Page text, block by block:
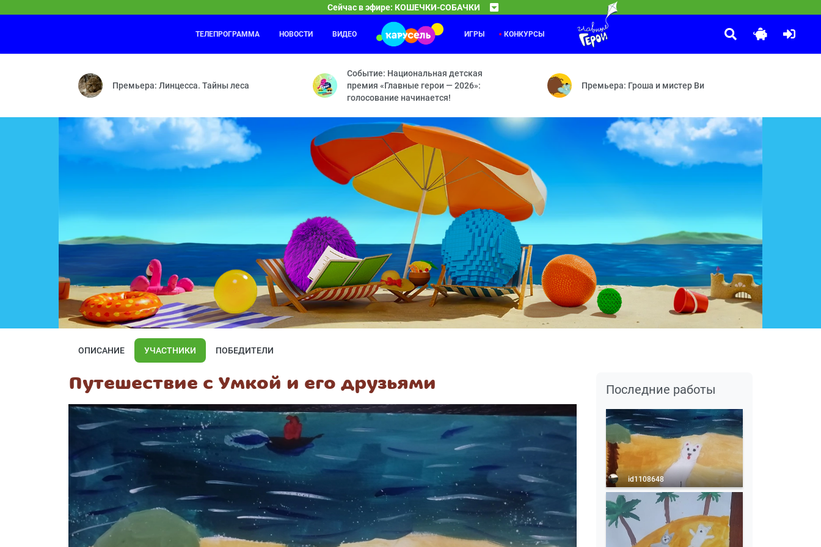
Сейчас в эфире: КОШЕЧКИ-СОБАЧКИ
КОШЕЧКИ-СОБАЧКИ
Коллекция — Детективы — Кто такие рыцари? — Двойной день рождения — Мой город — Ваза — Кому сюрприз? — Железная дорога — Следы преступления — Тайна
У меня лапки
«У меня лапки» — это программа о домашних животных, их породах, видах, характере и привычках.
КОШЕЧКИ-СОБАЧКИ
Эх, Мия-Мия — Новичок — Английский натюрморт — Где же
ТЕЛЕПРОГРАММА НОВОСТИ ВИДЕО ИГРЫ КОНКУРСЫ
Премьера: Линцесса. Тайны леса
Событие: Национальная детская
премия «Главные герои — 2026»:
голосование начинается!
Премьера: Гроша и мистер Ви
ОПИСАНИЕ УЧАСТНИКИ ПОБЕДИТЕЛИ
Путешествие с Умкой и его друзьями Последние работы
id1108648